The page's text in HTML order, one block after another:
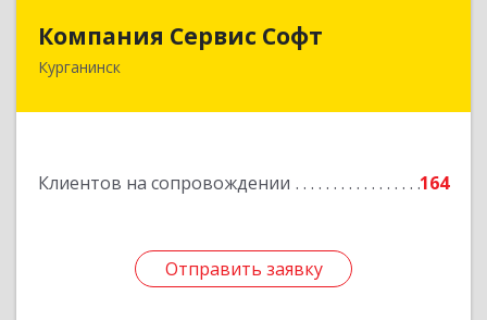
Компания Сервис Софт
Курганинск
Клиентов на сопровождении 164
Отправить заявку
Компания Сервис Софт
352430, Краснодарский край, Курганинск г,
Отправить заявку